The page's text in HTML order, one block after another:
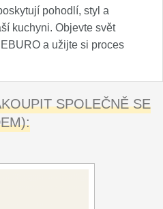
pohodlí, styl a
kuchyni. Objevte svět
a užijte si proces
SPOLEČNĚ SE